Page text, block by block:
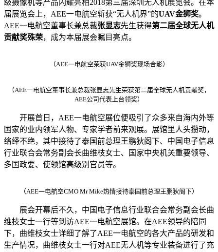
级摄像机等产品闪耀亮相2018第三届深圳无人机展览会。在本
届展览会上，AEE一电航空斩获“无人机界”的UAV金狮奖。
AEE一电航空董事长兼总裁张显志先生获得第二届全球无人机
贡献奖殊荣，成为本届展会瞩目亮点。
（AEE一电航空荣获UAV金狮奖现场合影）
（AEE一电航空董事长兼总裁张显志先生荣获第二届全球无人机贡献奖，
AEE公司代表上台领奖）
开展首日，AEE一电航空展位便吸引了众多来自海内外等
国家的业内领军人物、专家学者前来观展。展馆里人头攒动，
络绎不绝，其中接待了泰国前总理王鹏狄阁下、中国电子信息
行业联合会常务副会长曲维枝女士、国家中央机关重要领导、
多国政要、使领馆高级别官员等。
（AEE一电航空CMO Mr Mike热情接待泰国前总理王鹏狄阁下）
展会开幕后不久，中国电子信息行业联合会常务副会长曲
维枝女士一行等到访AEE一电航空展馆。在AEE领导的陪同
下，曲维枝女士详细了解了AEE一电航空的各大产品的研发和
生产情况，曲维枝女士一行对AEE无人机等专业装备进行了充